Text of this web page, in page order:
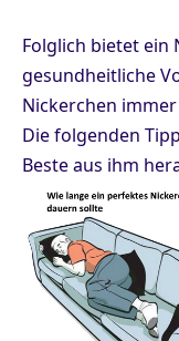
Folglich bietet ein
gesundheitliche
Nickerchen
Die folgenden
Beste aus ihm